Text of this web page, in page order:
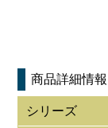
商品詳細情報
シリーズ